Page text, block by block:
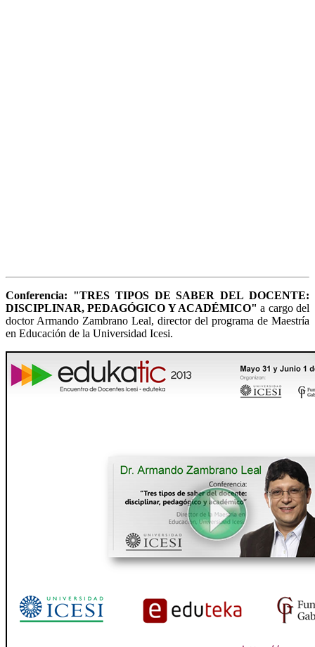
Conferencia: "TRES TIPOS DE SABER DEL DOCENTE:
DISCIPLINAR, PEDAGÓGICO Y ACADÉMICO" a cargo del
doctor Armando Zambrano Leal, director del programa de Maestría
en Educación de la Universidad Icesi.